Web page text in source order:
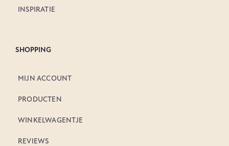
INSPIRATIE
SHOPPING
MIJN ACCOUNT
PRODUCTEN
WINKELWAGENTJE
REVIEWS